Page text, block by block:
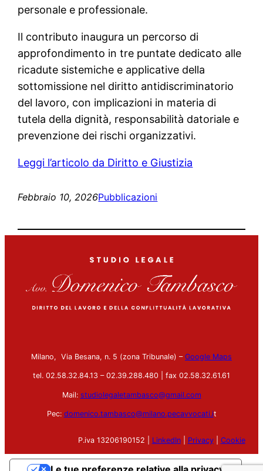
personale e professionale.
Il contributo inaugura un percorso di
approfondimento in tre puntate dedicato alle
ricadute sistemiche e applicative della
sottomissione nel diritto antidiscriminatorio
del lavoro, con implicazioni in materia di
tutela della dignità, responsabilità datoriale e
prevenzione dei rischi organizzativi.
Leggi l’articolo da Diritto e Giustizia
Febbraio 10, 2026Pubblicazioni
Milano, Via Besana, n. 5 (zona Tribunale) – Google Maps
tel. 02.58.32.84.13 – 02.39.288.480 | fax 02.58.32.61.61
Mail: studiolegaletambasco@gmail.com
Pec: domenico.tambasco@milano.pecavvocati.it
P.iva 13206190152 | LinkedIn| Privacy| Cookie